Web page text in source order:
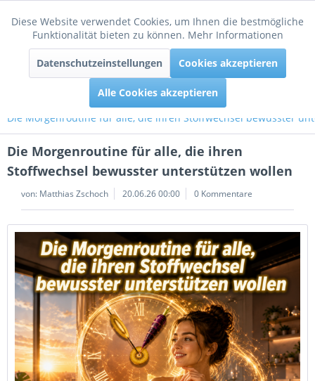
Menü
Die Morgenroutine für alle, die ihren Stoffwechsel bewusster
Die Morgenroutine für alle, die ihren
Stoffwechsel bewusster unterstützen wollen
von: Matthias Zschoch 20.06.26 00:00 0 Kommentare
Funktionale Aktiv
Tracking Inaktiv
Diese Website verwendet Cookies, um Ihnen die bestmögliche
Funktionalität bieten zu können. Mehr Informationen
Datenschutzeinstellungen Cookies akzeptieren
Alle Cookies akzeptieren